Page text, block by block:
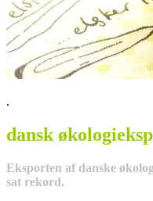
.
dansk
Eksporten af danske
sat rekord.